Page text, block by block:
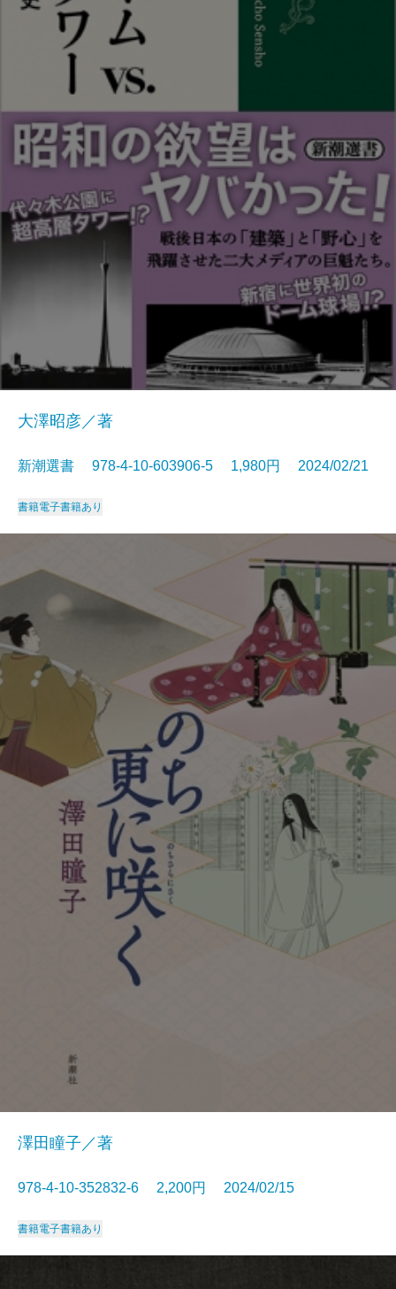
大澤昭彦／著
新潮選書 978-4-10-603906-5 1,980円 2024/02/21
書籍電子書籍あり
澤田瞳子／著
978-4-10-352832-6 2,200円 2024/02/15
書籍電子書籍あり